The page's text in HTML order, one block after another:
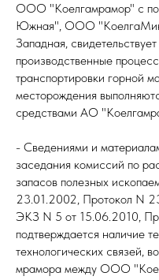
ООО "Коелгамрамор" с
Южная", ООО
Западная,
производственные
транспортировки горной
месторождения
средствами АО
- Сведениями и
заседания комиссий по
запасов полезных
23.01.2002, Протокол N
ЭКЗ N 5 от 15.06.2010,
подтверждается наличие
технологических связей,
мрамора между ООО